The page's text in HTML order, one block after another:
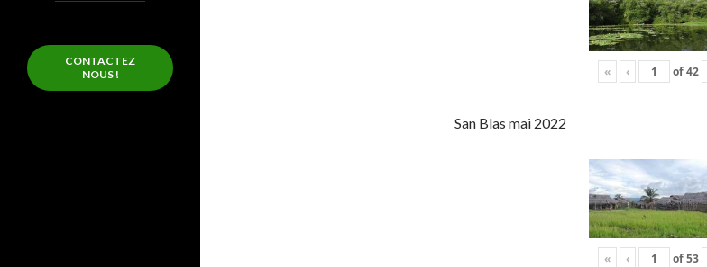
« ‹ of42
San Blas mai 2022
« ‹ of53
CONTACTEZ
NOUS !